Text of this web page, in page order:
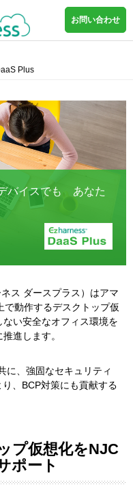
お問い合わせ
Plus
バイスでも あなた
ス ダースプラス）はアマ
で動作するデスクトップ仮
い安全なオフィス環境を
進します。
に、強固なセキュリティ
、BCP対策にも貢献する
プ仮想化をNJC
ポート